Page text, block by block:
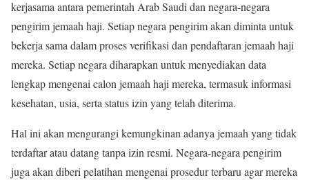
kerjasama antara pemerintah Arab Saudi dan negara-negara
pengirim jemaah haji. Setiap negara pengirim akan diminta untuk
bekerja sama dalam proses verifikasi dan pendaftaran jemaah haji
mereka. Setiap negara diharapkan untuk menyediakan data
lengkap mengenai calon jemaah haji mereka, termasuk informasi
kesehatan, usia, serta status izin yang telah diterima.
Hal ini akan mengurangi kemungkinan adanya jemaah yang tidak
terdaftar atau datang tanpa izin resmi. Negara-negara pengirim
juga akan diberi pelatihan mengenai prosedur terbaru agar mereka